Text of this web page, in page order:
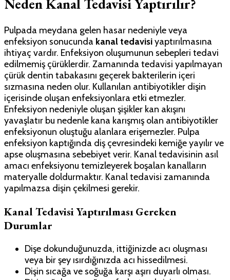
Neden Kanal Tedavisi Yaptırılır?
Pulpada meydana gelen hasar nedeniyle veya
enfeksiyon sonucunda kanal tedavisiyaptırılmasına
ihtiyaç vardır. Enfeksiyon oluşumunun sebepleri tedavi
edilmemiş çürüklerdir. Zamanında tedavisi yapılmayan
çürük dentin tabakasını geçerek bakterilerin içeri
sızmasına neden olur. Kullanılan antibiyotikler dişin
içerisinde oluşan enfeksiyonlara etki etmezler.
Enfeksiyon nedeniyle oluşan şişikler kan akışını
yavaşlatır bu nedenle kana karışmış olan antibiyotikler
enfeksiyonun oluştuğu alanlara erişemezler. Pulpa
enfeksiyon kaptığında diş çevresindeki kemiğe yayılır ve
apse oluşmasına sebebiyet verir. Kanal tedavisinin asıl
amacı enfeksiyonu temizleyerek boşalan kanalların
materyalle doldurmaktır. Kanal tedavisi zamanında
yapılmazsa dişin çekilmesi gerekir.
Kanal Tedavisi Yaptırılması Gereken
Durumlar
Dişe dokunduğunuzda, ittiğinizde acı oluşması
veya bir şey ısırdığınızda acı hissedilmesi.
Dişin sıcağa ve soğuğa karşı aşırı duyarlı olması.